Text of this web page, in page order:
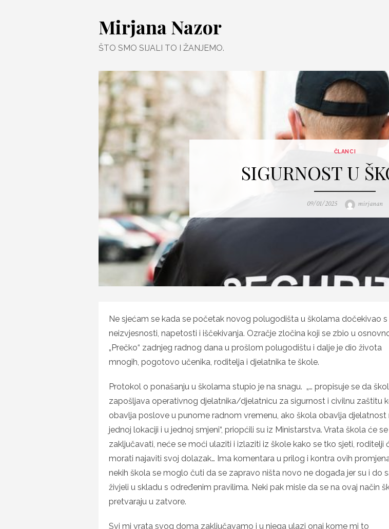
Mirjana Nazor
ŠTO SMO SIJALI TO I ŽANJEMO.
ČLANCI
SIGURNOST U
Posted
09/01/2025 Author
mirjanan
Ne sjećam se kada se početak novog polugodišta u školama dočekivao s
neizvjesnosti, napetosti i iščekivanja. Ozračje zločina koji se zbio u
„Prečko“ zadnjeg radnog dana u prošlom polugodištu i dalje je dio života
mnogih, pogotovo učenika, roditelja i djelatnika te škole.
Protokol o ponašanju u školama stupio je na snagu. „… propisuje se da
zapošljava operativnog djelatnika/djelatnicu za sigurnost i civilnu zaštitu
obavlja poslove u punome radnom vremenu, ako škola obavlja djelatnost
jednoj lokaciji i u jednoj smjeni“, priopćili su iz Ministarstva. Vrata škola će se
zaključavati, neće se moći ulaziti i izlaziti iz škole kako se tko sjeti, roditelji
morati najaviti svoj dolazak… Ima komentara u prilog i kontra ovih
nekih škola se moglo čuti da se zapravo ništa novo ne događa jer su i do
živjeli u skladu s određenim pravilima. Neki pak misle da se na ovaj način
pretvaraju u zatvore.
Svi mi vrata svog doma zaključavamo i u njega ulazi onaj kome mi to